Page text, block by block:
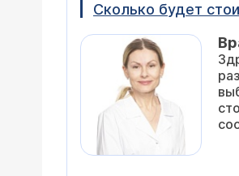
Сколько будет